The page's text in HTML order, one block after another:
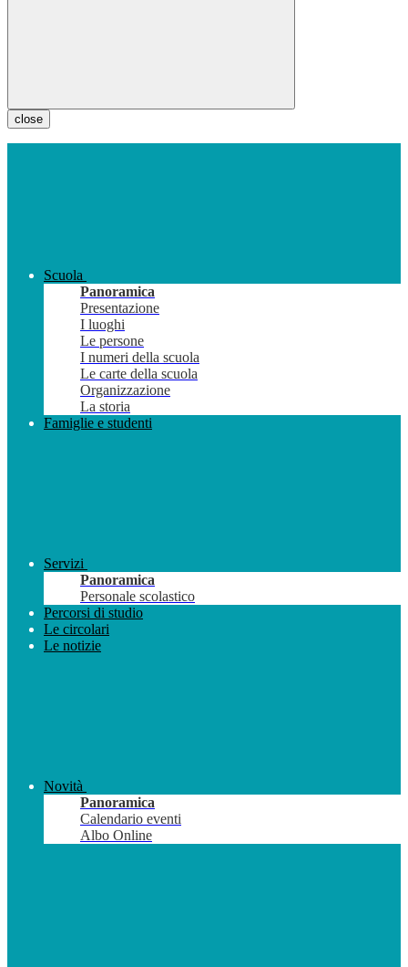
close
Scuola
Panoramica
Presentazione
I luoghi
Le persone
I numeri della scuola
Le carte della scuola
Organizzazione
La storia
Famiglie e studenti
Servizi
Panoramica
Personale scolastico
Percorsi di studio
Le circolari
Le notizie
Novità
Panoramica
Calendario eventi
Albo Online